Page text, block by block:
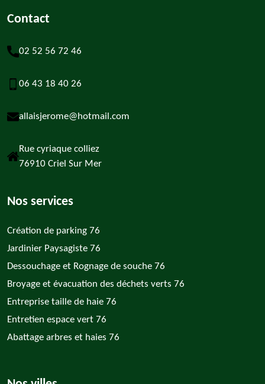
Contact
02 52 56 72 46
06 43 18 40 26
allaisjerome@hotmail.com
Rue cyriaque colliez
76910 Criel Sur Mer
Nos services
Création de parking 76
Jardinier Paysagiste 76
Dessouchage et Rognage de souche 76
Broyage et évacuation des déchets verts 76
Entreprise taille de haie 76
Entretien espace vert 76
Abattage arbres et haies 76